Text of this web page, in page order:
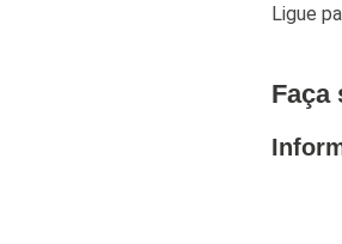
Ligue
Faça